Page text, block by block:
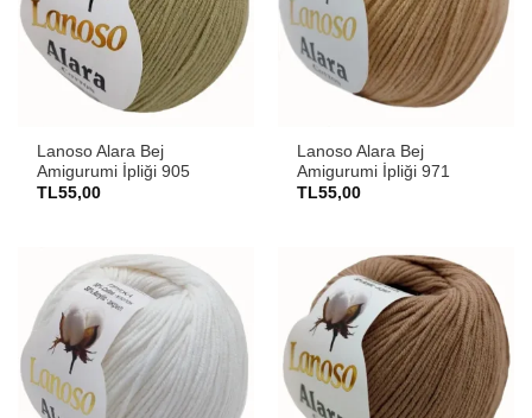
Lanoso Alara Bej
Amigurumi İpliği 905
TL55,00
Lanoso Alara Bej
Amigurumi İpliği 971
TL55,00